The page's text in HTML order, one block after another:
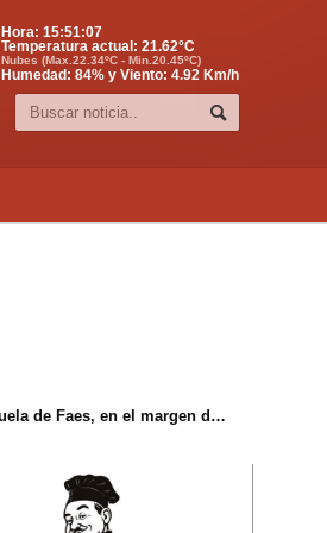
Hora: 15:51:07
Temperatura actual: 21.62°C
Nubes (Max.22.34ºC - Min.20.45ºC)
Humedad: 84% y Viento: 4.92 Km/h
La Junta de Gobierno aprueba el proyecto de construcción de una acera entre el Centro Polivalente de Valdesoto y el entorno de la escuela de Faes, en el margen de la SI-8